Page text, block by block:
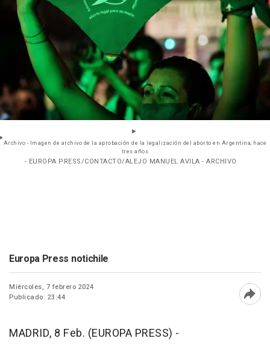
Archivo - Imagen de archivo de la aprobación de la legalización del aborto en Argentina, hace
tres años
- EUROPA PRESS/CONTACTO/ALEJO MANUEL AVILA - ARCHIVO
Europa Press notichile
Miércoles, 7 febrero 2024
Publicado: 23:44
MADRID, 8 Feb. (EUROPA PRESS) -